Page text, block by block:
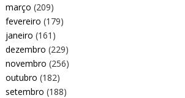
março (209)
fevereiro (179)
janeiro (161)
dezembro (229)
novembro (256)
outubro (182)
setembro (188)